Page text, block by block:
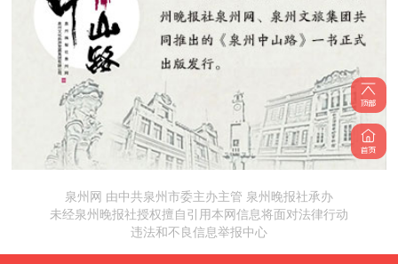
泉州网 由中共泉州市委主办主管 泉州晚报社承办
未经泉州晚报社授权擅自引用本网信息将面对法律行动
违法和不良信息举报中心